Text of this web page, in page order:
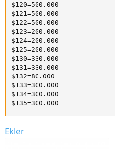
$120=500.000
$121=500.000
$122=500.000
$123=200.000
$124=200.000
$125=200.000
$130=330.000
$131=330.000
$132=80.000
$133=300.000
$134=300.000
$135=300.000
Ekler